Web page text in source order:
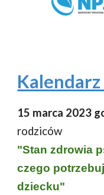
15 marca 2023
rodziców
"Stan zdrowia
czego
dziecku"